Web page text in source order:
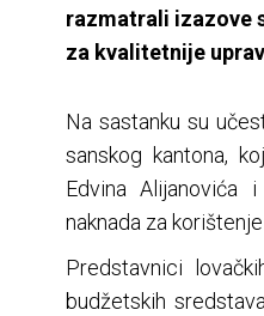
razmatrali izazove
za kvalitetnije
Na sastanku su
sanskog kantona,
Edvina Alijanovića
naknada za
Predstavnici
budžetskih